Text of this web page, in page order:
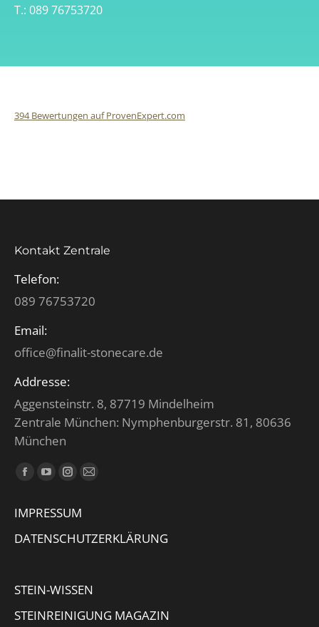
T.: 089 76753720
394Bewertungen auf ProvenExpert.com
Kontakt Zentrale
Telefon:
089 76753720
Email:
office@finalit-stonecare.de
Addresse:
Aggensteinstr. 8, 87719 Mindelheim
Zentrale München: Nymphenburgerstr. 81, 80636
München
Finden Sie uns auf:
Facebook
opens
in
YouTube
opens
in
Instagram
opens
in
E-
opens
window
IMPRESSUM
DATENSCHUTZERKLÄRUNG
STEIN-WISSEN
STEINREINIGUNG MAGAZIN